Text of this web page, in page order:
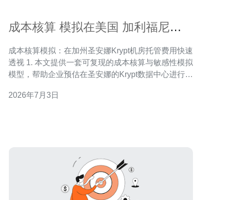
成本核算 模拟在美国 加利福尼亚
成本核算模拟：在加州圣安娜Krypt机房托管费用快速
透视 1. 本文提供一套可复现的成本核算与敏感性模拟
模型，帮助企业预估在圣安娜的Krypt数据中心进行机
经验，列出关键驱动项（功耗、机柜、带宽、交叉连
2026年7月3日